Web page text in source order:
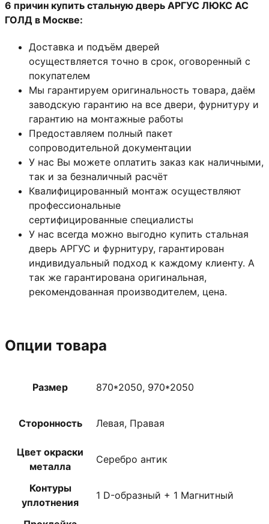
6 причин купить стальную дверь АРГУС ЛЮКС АС
ГОЛД в Москве:
Доставка и подъём дверей
осуществляется точно в срок, оговоренный с
покупателем
Мы гарантируем оригинальность товара, даём
заводскую гарантию на все двери, фурнитуру и
гарантию на монтажные работы
Предоставляем полный пакет
сопроводительной документации
У нас Вы можете оплатить заказ как наличными,
так и за безналичный расчёт
Квалифицированный монтаж осуществляют
профессиональные
сертифицированные специалисты
У нас всегда можно выгодно купить стальная
дверь АРГУС и фурнитуру, гарантирован
индивидуальный подход к каждому клиенту. А
так же гарантирована оригинальная,
рекомендованная производителем, цена.
Опции товара
Размер 870*2050, 970*2050
Сторонность Левая, Правая
Цвет окраски
металла
Серебро антик
Контуры
уплотнения
1 D-образный + 1 Магнитный